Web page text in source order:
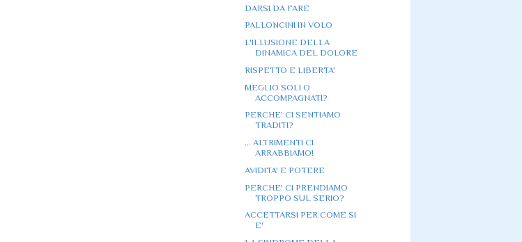
DARSI DA FARE
PALLONCINI IN VOLO
L'ILLUSIONE DELLA
DINAMICA DEL DOLORE
RISPETTO E LIBERTA'
MEGLIO SOLI O
ACCOMPAGNATI?
PERCHE' CI SENTIAMO
TRADITI?
... ALTRIMENTI CI
ARRABBIAMO!
AVIDITA' E POTERE
PERCHE' CI PRENDIAMO
TROPPO SUL SERIO?
ACCETTARSI PER COME SI
E'